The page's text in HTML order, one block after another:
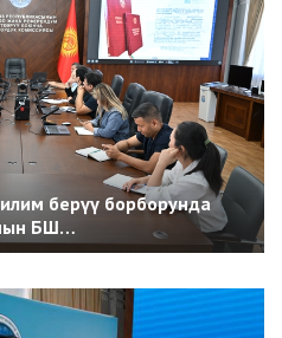
берүү борборунда
БШ…